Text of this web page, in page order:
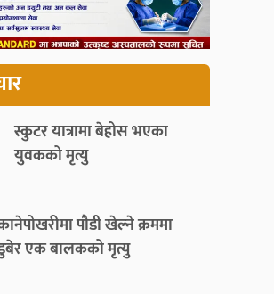
स्कुटर यात्रामा बेहोस भएका
युवकको मृत्यु
पौडी खेल्ने क्रममा
एक बालकको मृत्यु